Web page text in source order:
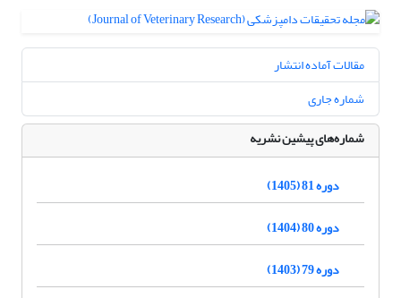
مقالات آماده انتشار
شماره جاری
شماره‌های پیشین نشریه
دوره 81 (1405)
دوره 80 (1404)
دوره 79 (1403)